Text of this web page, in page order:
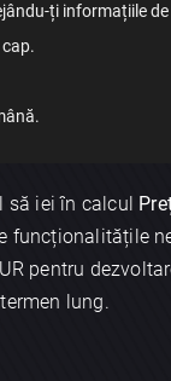
ți informațiile
să iei în calcul
funcționalitățile
pentru
lung.